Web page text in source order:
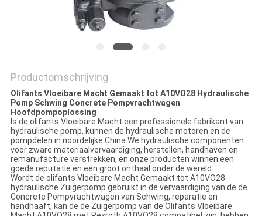
Productomschrijving
Olifants Vloeibare Macht Gemaakt tot A10VO28 Hydraulische
Pomp Schwing Concrete Pompvrachtwagen
Hoofdpompoplossing
Is de olifants Vloeibare Macht een professionele fabrikant van
hydraulische pomp, kunnen de hydraulische motoren en de
pompdelen in noordelijke China.We hydraulische componenten
voor zware materiaalvervaardiging, herstellen, handhaven en
remanufacture verstrekken, en onze producten winnen een
goede reputatie en een groot onthaal onder de wereld.
Wordt de olifants Vloeibare Macht Gemaakt tot A10VO28
hydraulische Zuigerpomp gebruikt in de vervaardiging van de de
Concrete Pompvrachtwagen van Schwing, reparatie en
handhaaft, kan de de Zuigerpomp van de Olifants Vloeibare